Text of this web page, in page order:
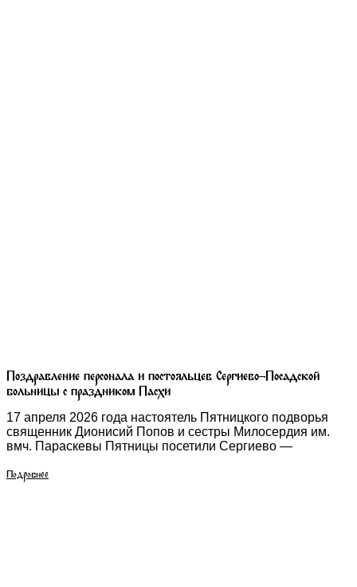
Поздравление персонала и постояльцев Сергиево-Посадской
больницы с праздником Пасхи
17 апреля 2026 года настоятель Пятницкого подворья
священник Дионисий Попов и сестры Милосердия им.
вмч. Параскевы Пятницы посетили Сергиево —
Подробнее